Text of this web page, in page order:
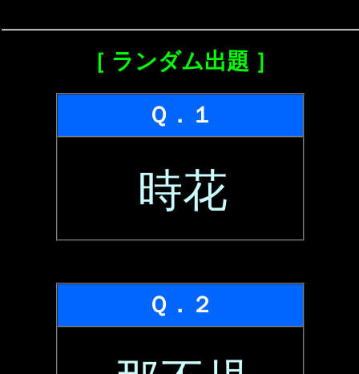
［ ランダム出題 ］
Ｑ．１
時花
Ｑ．２